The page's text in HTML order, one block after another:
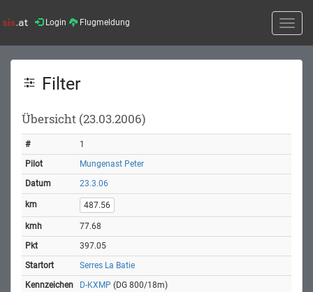
Login Flugmeldung
Toggle
Filter
Übersicht (23.03.2006)
1
Mungenast Peter
23.3.06
487.56
77.68
397.05
Serres La Batie
D-KXMP (DG 800/18m)